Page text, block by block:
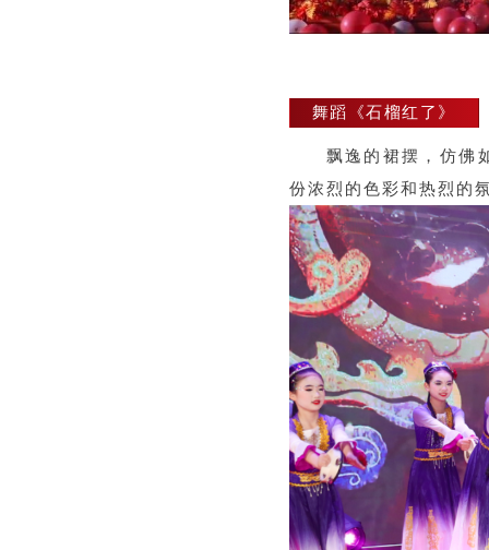
舞蹈《石榴红了》
飘逸的裙摆，仿佛
份浓烈的色彩和热烈的